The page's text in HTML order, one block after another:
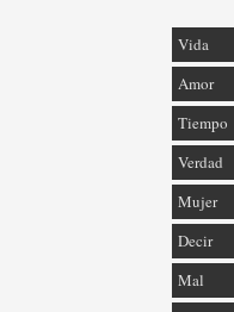
Vida
Amor
Tiempo
Verdad
Mujer
Decir
Mal